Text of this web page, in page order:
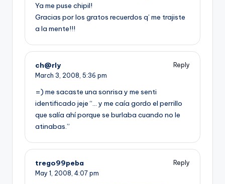
Ya me puse chipil!
Gracias por los gratos recuerdos q’ me trajiste
a la mente!!!
ch@rly
Reply
March 3, 2008, 5:36 pm
=) me sacaste una sonrisa y me senti
identificado jeje “… y me caí­a gordo el perrillo
que salí­a ahí­ porque se burlaba cuando no le
atinabas.”
trego99peba
Reply
May 1, 2008, 4:07 pm